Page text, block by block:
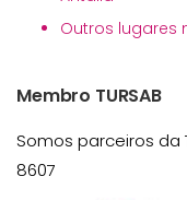
Outros lugares
Membro TURSAB
Somos parceiros da
8607